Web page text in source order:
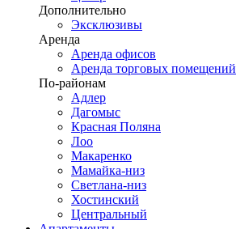
Дополнительно
Эксклюзивы
Аренда
Аренда офисов
Аренда торговых помещений
По-районам
Адлер
Дагомыс
Красная Поляна
Лоо
Макаренко
Мамайка-низ
Светлана-низ
Хостинский
Центральный